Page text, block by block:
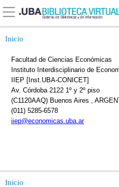
Inicio
Inicio